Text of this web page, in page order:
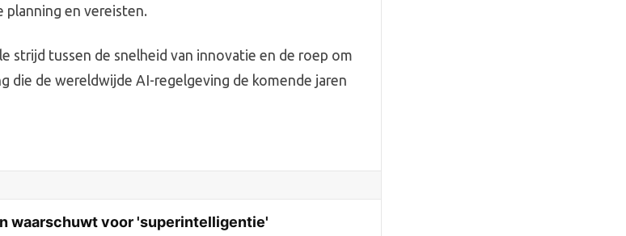
en vereisten.
strijd tussen de snelheid van innovatie en de roep om
die de wereldwijde AI-regelgeving de komende jaren
waarschuwt voor 'superintelligentie'